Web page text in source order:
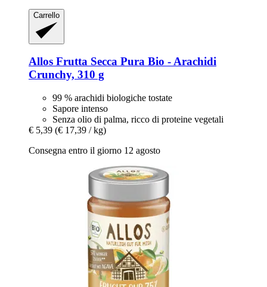
Carrello
Allos Frutta Secca Pura Bio -​ Arachidi
Crunchy, 310 g
99 % arachidi biologiche tostate
Sapore intenso
Senza olio di palma, ricco di proteine vegetali
€ 5,39 (€ 17,39 / kg)
Consegna entro il giorno 12 agosto